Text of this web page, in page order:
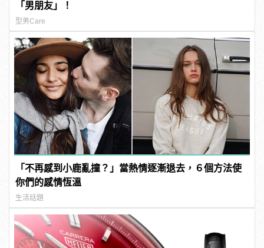
「男朋友」！
型男Care
「不再感到小鹿亂撞？」當熱情逐漸退去，６個方法使
你們的感情恆溫
生活話題